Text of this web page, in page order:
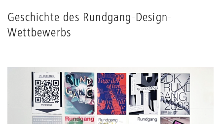
Geschichte des Rundgang-Design-
Wettbewerbs